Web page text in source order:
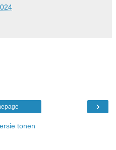
›
tonen